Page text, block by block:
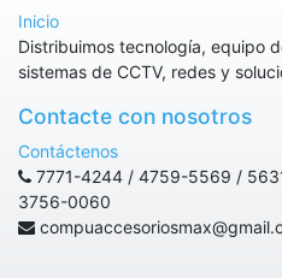
Inicio
Distribuimos tecnología, equipo
sistemas de CCTV, redes y
Contacte con nosotros
Contáctenos
7771-4244 / 4759-5569 /
3756-0060